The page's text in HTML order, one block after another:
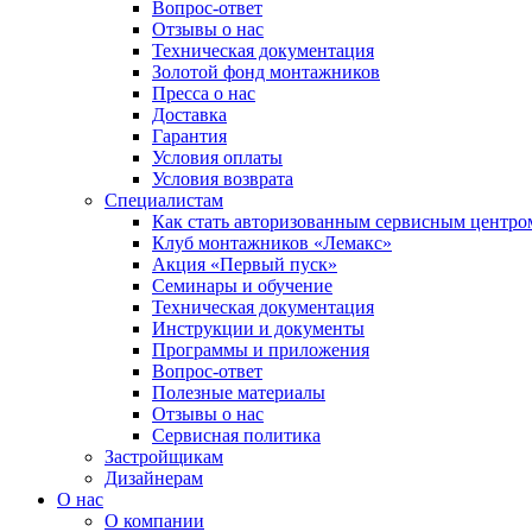
Вопрос-ответ
Отзывы о нас
Техническая документация
Золотой фонд монтажников
Пресса о нас
Доставка
Гарантия
Условия оплаты
Условия возврата
Специалистам
Как стать авторизованным сервисным
Клуб монтажников «Лемакс»
Акция «Первый пуск»
Семинары и обучение
Техническая документация
Инструкции и документы
Программы и приложения
Вопрос-ответ
Полезные материалы
Отзывы о нас
Сервисная политика
Застройщикам
Дизайнерам
О нас
О компании